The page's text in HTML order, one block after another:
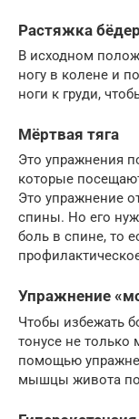
Растяжка бёдер
В исходном
ногу в колене и
ноги к груди,
Мёртвая тяга
Это упражнения
которые
Это упражнение
спины. Но его
боль в спине, то
Упражнение
Чтобы избежать
тонусе не
помощью
мышцы живота